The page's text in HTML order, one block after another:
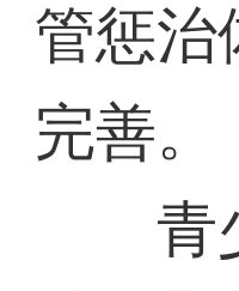
管惩治
完善。
青